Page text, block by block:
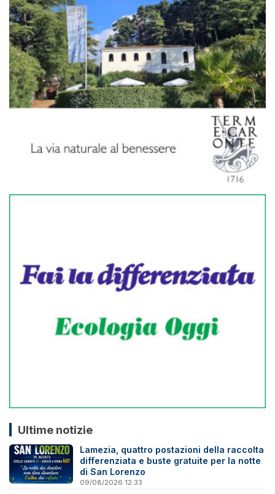
Ultime notizie
Lamezia, quattro postazioni della raccolta
differenziata e buste gratuite per la notte
di San Lorenzo
09/08/2026 12:33